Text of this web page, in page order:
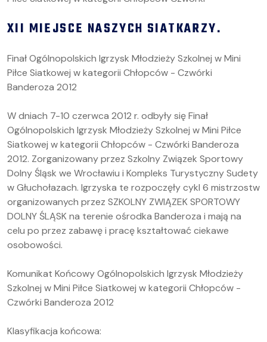
XII MIEJSCE NASZYCH SIATKARZY.
Finał Ogólnopolskich Igrzysk Młodzieży Szkolnej w Mini
Piłce Siatkowej w kategorii Chłopców - Czwórki
Banderoza 2012
W dniach 7-10 czerwca 2012 r. odbyły się Finał
Ogólnopolskich Igrzysk Młodzieży Szkolnej w Mini Piłce
Siatkowej w kategorii Chłopców - Czwórki Banderoza
2012. Zorganizowany przez Szkolny Związek Sportowy
Dolny Śląsk we Wrocławiu i Kompleks Turystyczny Sudety
w Głuchołazach. Igrzyska te rozpoczęły cykl 6 mistrzostw
organizowanych przez SZKOLNY ZWIĄZEK SPORTOWY
DOLNY ŚLĄSK na terenie ośrodka Banderoza i mają na
celu po przez zabawę i pracę kształtować ciekawe
osobowości.
Komunikat Końcowy Ogólnopolskich Igrzysk Młodzieży
Szkolnej w Mini Piłce Siatkowej w kategorii Chłopców -
Czwórki Banderoza 2012
Klasyfikacja końcowa: